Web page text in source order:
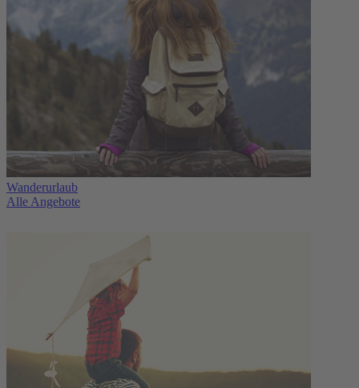
Wanderurlaub
Alle Angebote